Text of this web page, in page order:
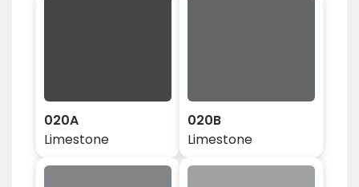
020A
Limestone
020B
Limestone